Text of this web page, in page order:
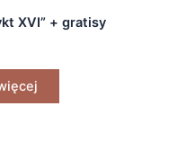
XVI” + gratisy